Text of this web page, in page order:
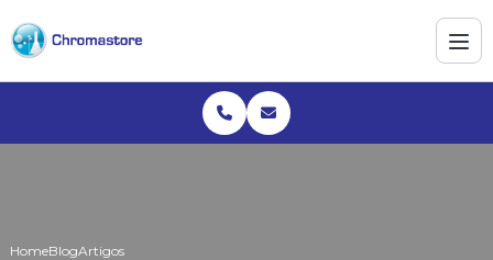
HomeBlogArtigos